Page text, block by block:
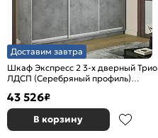
Доставим завтра
Шкаф Экспресс 2 3-х дверный Трио
ЛДСП (Серебряный профиль)
43 526₽
В корзину